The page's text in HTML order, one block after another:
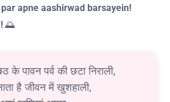
apne aashirwad barsayein!
🌅
के पावन पर्व की छटा निराली,
है जीवन में खुशहाली,